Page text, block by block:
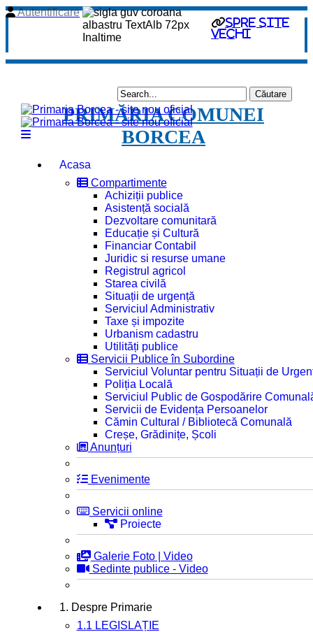
spre site
vechi
Autentificare
PRIMĂRIA COMUNEI
BORCEA
Acasa
Compartimente
Achiziții publice
Asistență socială
Dezvoltare comunitară
Educație și Cultură
Financiar Contabil
Juridic si resurse umane
Registrul agricol
Starea civilă
Situații de urgență
Serviciul Administrativ
Taxe și impozite
Urbanism cadastru
Utilități publice
Servicii Publice în Subordine
Serviciul Voluntar pentru Situații de
Poliția Locală
Serviciul Public de Gospodărire
Servicii de Evidența Persoanelor
Cămin Cultural / Bibliotecă Comunală
Creșe, Grădinițe, Școli
Anunțuri
Evenimente
Servicii online
Proiecte
Galerie Foto | Video
Sedinte publice - Video
1. Despre Primarie
1.1 LEGISLAȚIE